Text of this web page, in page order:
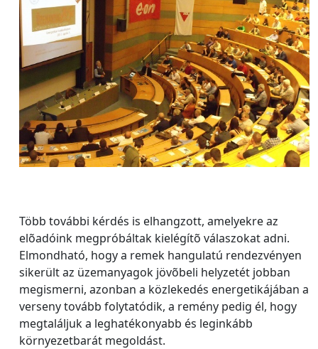
Több további kérdés is elhangzott, amelyekre az
elõadóink megpróbáltak kielégítõ válaszokat adni.
Elmondható, hogy a remek hangulatú rendezvényen
sikerült az üzemanyagok jövõbeli helyzetét jobban
megismerni, azonban a közlekedés energetikájában a
verseny tovább folytatódik, a remény pedig él, hogy
megtaláljuk a leghatékonyabb és leginkább
környezetbarát megoldást.